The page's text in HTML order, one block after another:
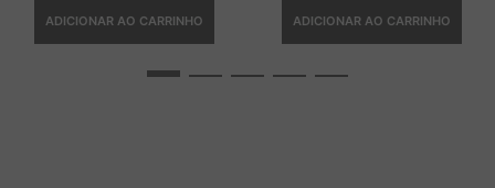
ADICIONAR AO CARRINHO ADICIONAR AO CARRINHO